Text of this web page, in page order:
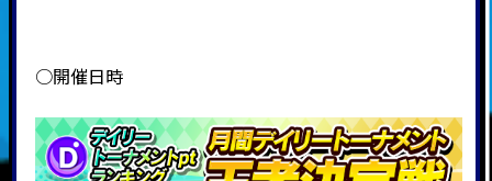
○開催日時